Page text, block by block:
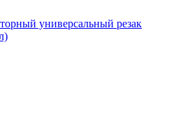
универсальный резак